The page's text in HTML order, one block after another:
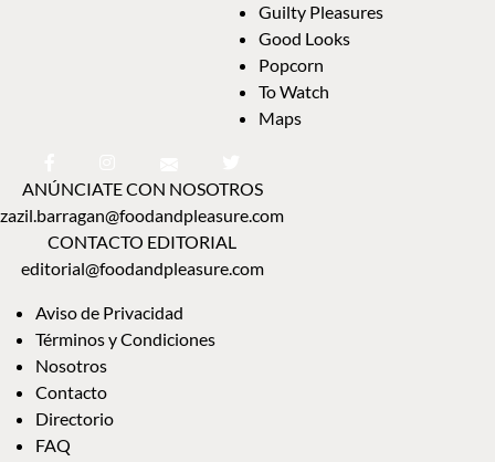
Guilty Pleasures
Good Looks
Popcorn
To Watch
Maps
ANÚNCIATE CON NOSOTROS
zazil.barragan@foodandpleasure.com
CONTACTO EDITORIAL
editorial@foodandpleasure.com
Aviso de Privacidad
Términos y Condiciones
Nosotros
Contacto
Directorio
FAQ